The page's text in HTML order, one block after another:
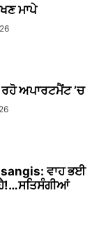
ਮਾਪੇ
ਅਪਾਰਟਮੈਂਟ ’ਚ
ਵਾਹ ਭਈ